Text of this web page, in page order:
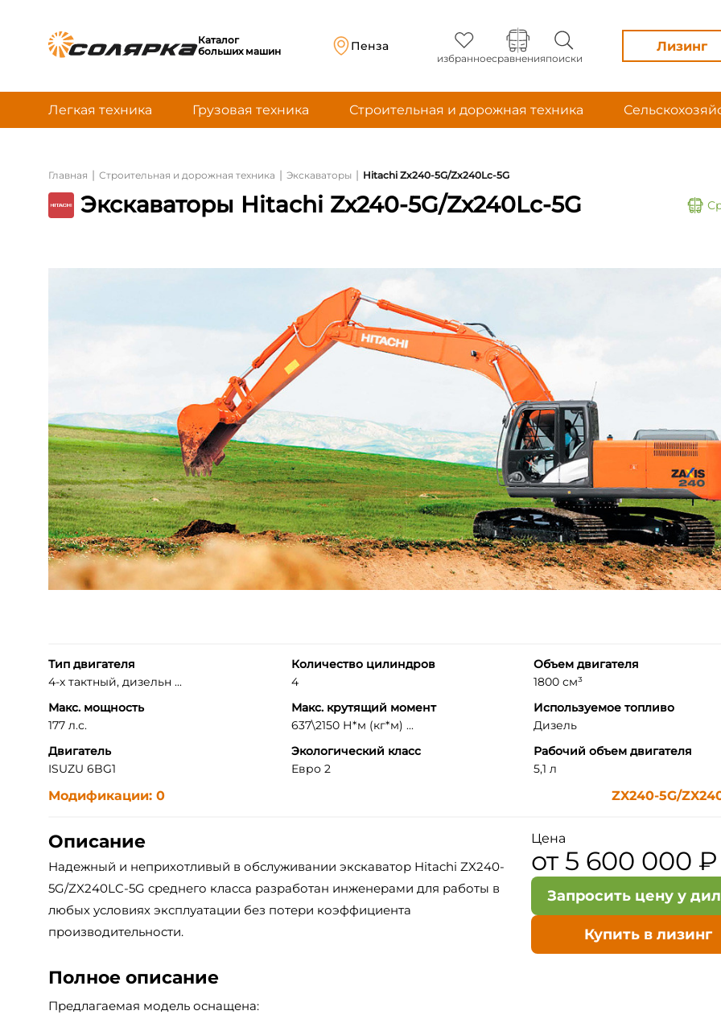
Каталог
больших машин
Пенза
избранноесравненияпоиски
Лизинг
Легкая техника Грузовая техника Строительная и дорожная техника
Главная | Строительная и дорожная техника | Экскаваторы | Hitachi Zx240-5G/Zx240Lc-5G
Экскаваторы Hitachi Zx240-5G/Zx240Lc-5G
Тип двигателя
4-х тактный, дизельн ...
Количество цилиндров
4
Объем двигателя
1800 см³
Макс. мощность
177 л.с.
Макс. крутящий момент
637\2150 Н*м (кг*м) ...
Используемое топливо
Дизель
Двигатель
ISUZU 6BG1
Экологический класс
Евро 2
Рабочий объем двигателя
5,1 л
Модификации: 0 ZX240-5G/
Описание
Надежный и неприхотливый в обслуживании экскаватор Hitachi ZX240-
5G/ZX240LC-5G среднего класса разработан инженерами для работы в
любых условиях эксплуатации без потери коэффициента
производительности.
Цена
от 5 600 000 ₽
Запросить цену у
Купить в лизинг
Полное описание
Предлагаемая модель оснащена: